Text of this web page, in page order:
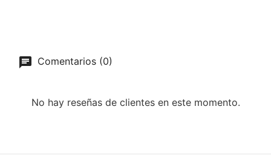
Comentarios (0)
No hay reseñas de clientes en este momento.